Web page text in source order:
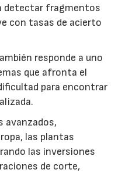
detectar fragmentos
con tasas de acierto
responde a uno
que afronta el
para encontrar
avanzados,
las plantas
las inversiones
de corte,